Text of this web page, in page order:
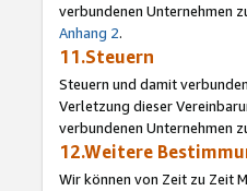
verbundenen Unternehmen
Anhang 2.
11.Steuern
Steuern und damit
Verletzung dieser
verbundenen Unternehmen
12.Weitere
Wir können von Zeit zu Zeit